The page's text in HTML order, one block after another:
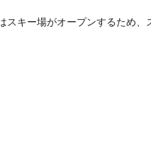
キー場がオープンするため